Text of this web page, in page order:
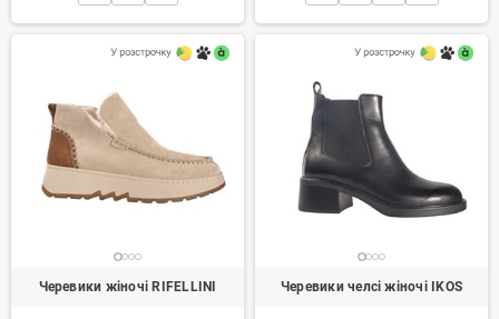
Черевики жіночі RIFELLINI Черевики челсі жіночі IKOS